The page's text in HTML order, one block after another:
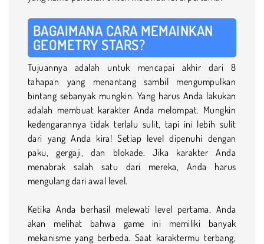
BAGAIMANA CARA MEMAINKAN
GEOMETRY STARS?
Tujuannya adalah untuk mencapai akhir dari 8
tahapan yang menantang sambil mengumpulkan
bintang sebanyak mungkin. Yang harus Anda lakukan
adalah membuat karakter Anda melompat. Mungkin
kedengarannya tidak terlalu sulit, tapi ini lebih sulit
dari yang Anda kira! Setiap level dipenuhi dengan
paku, gergaji, dan blokade. Jika karakter Anda
menabrak salah satu dari mereka, Anda harus
mengulang dari awal level.
Ketika Anda berhasil melewati level pertama, Anda
akan melihat bahwa game ini memiliki banyak
mekanisme yang berbeda. Saat karaktermu terbang,